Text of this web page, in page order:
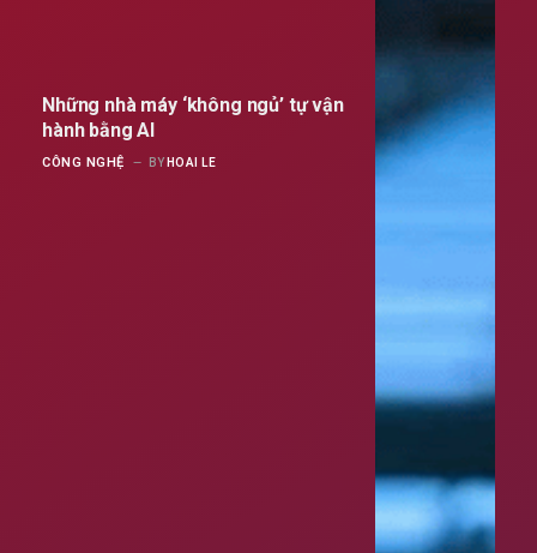
Những nhà máy ‘không ngủ’ tự vận
hành bằng AI
CÔNG NGHỆ BY HOAI LE